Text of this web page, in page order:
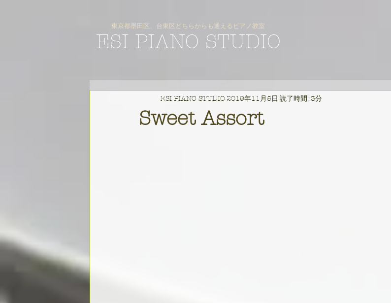
東京都墨田区、台東区どちらからも通えるピアノ教室
ESI PIANO STUDIO
Sweet Assort
ESI PIANO STUDIO 2019年11月5日 読了時間: 3分